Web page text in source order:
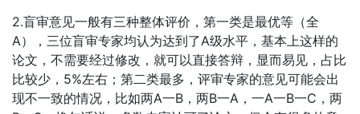
2.盲审意见一般有三种整体评价，第一类是最优等（全
A），三位盲审专家均认为达到了A级水平，基本上这样的
论文，不需要经过修改，就可以直接答辩，显而易见，占比
比较少，5%左右；第二类最多，评审专家的意见可能会出
现不一致的情况，比如两A一B，两B一A，一A一B一C，两